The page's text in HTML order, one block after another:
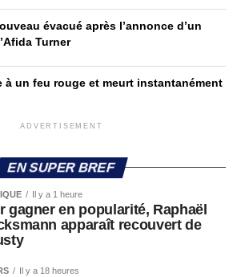
évacué après l’annonce d’un
Turner
à un feu rouge et meurt instantanément
ADVERTISEMENT
EN SUPER BREF
Il y a 1 heure
gagner en popularité, Raphaël
apparaît recouvert de
Il y a 18 heures